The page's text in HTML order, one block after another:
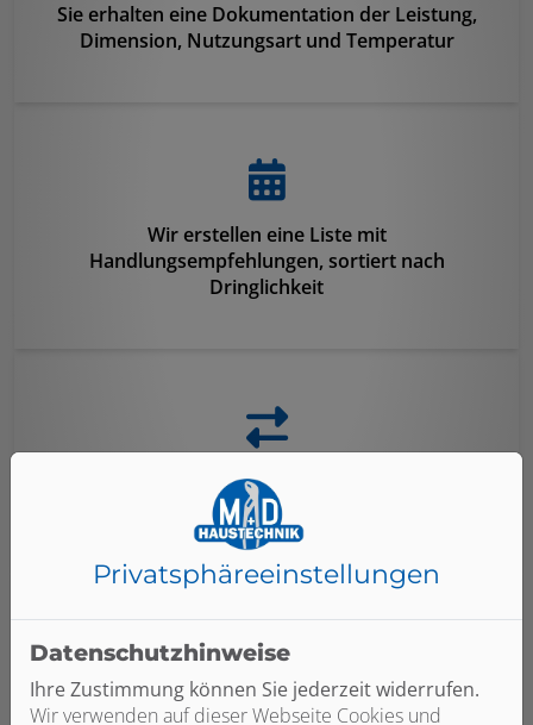
Sie erhalten eine Dokumentation der Leistung,
Dimension, Nutzungsart und Temperatur
Wir erstellen eine Liste mit
Handlungsempfehlungen, sortiert nach
Dringlichkeit
Wenn gewünscht, tauschen wir defekte Ventile
und Dichtungen sofort aus
Wir führen einen hydraulischen Abgleich durch –
Privatsphäre­einstellungen
Datenschutzhinweise
Ihre Zustimmung können Sie jederzeit widerrufen.
Wir verwenden auf dieser Webseite Cookies und